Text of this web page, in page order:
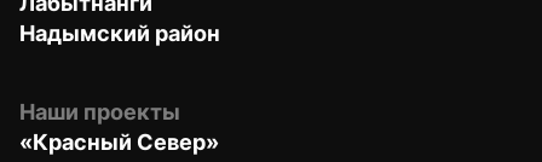
Надымский район
Наши проекты
«Красный Север»